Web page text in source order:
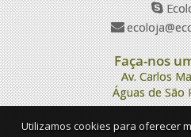
Faça-nos
Av. Carlos
Águas de São
Utilizamos cookies para oferecer